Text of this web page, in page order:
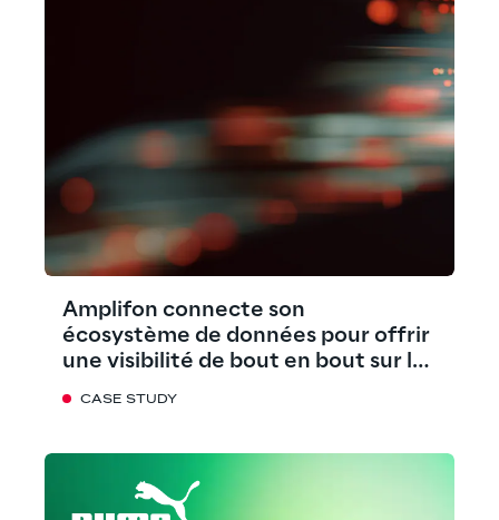
Amplifon connecte son
écosystème de données pour offrir
une visibilité de bout en bout sur les
CASE STUDY